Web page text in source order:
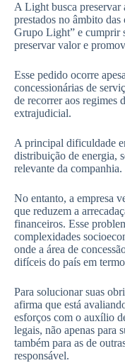
A Light busca preservar
prestados no âmbito
Grupo Light” e cumprir
preservar valor e
Esse pedido ocorre
concessionárias de
de recorrer aos regimes
extrajudicial.
A principal dificuldade
distribuição de energia,
relevante da companhia.
No entanto, a empresa
que reduzem a
financeiros. Esse
complexidades
onde a área de
difíceis do país em
Para solucionar suas
afirma que está
esforços com o auxílio
legais, não apenas para
também para as de
responsável.